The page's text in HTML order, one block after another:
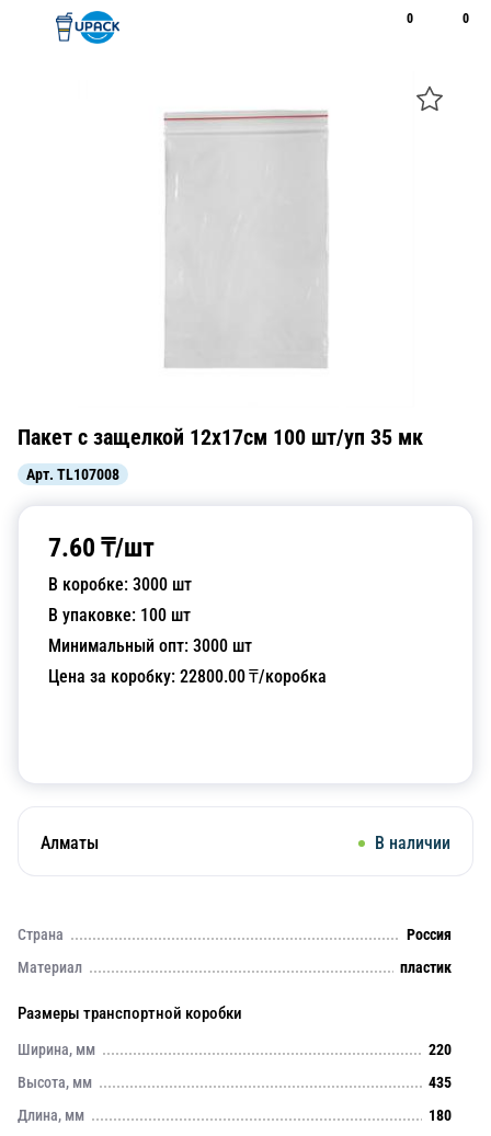
0 0
Пакет с защелкой 12х17см 100 шт/уп 35 мк
Арт. TL107008
7.60 ₸/шт
В коробке: 3000 шт
В упаковке: 100 шт
Минимальный опт: 3000 шт
Цена за коробку: 22800.00₸/коробка
Алматы В наличии
Страна
Россия
Материал
пластик
Размеры транспортной коробки
Ширина, мм
220
Высота, мм
435
Длина, мм
180